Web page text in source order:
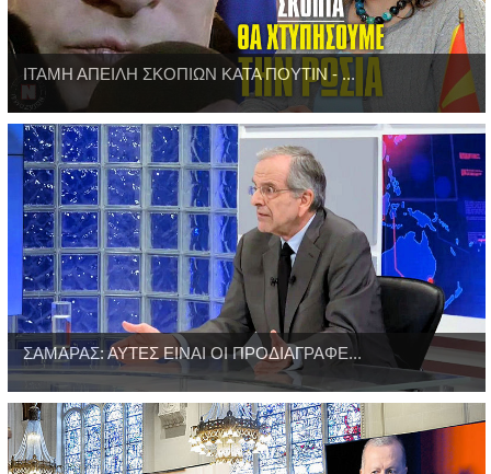
ΙΤΑΜΗ ΑΠΕΙΛΗ ΣΚΟΠΙΩΝ ΚΑΤΑ ΠΟΥΤΙΝ - ...
ΣΑΜΑΡΑΣ: ΑΥΤΕΣ ΕΙΝΑΙ ΟΙ ΠΡΟΔΙΑΓΡΑΦΕ...